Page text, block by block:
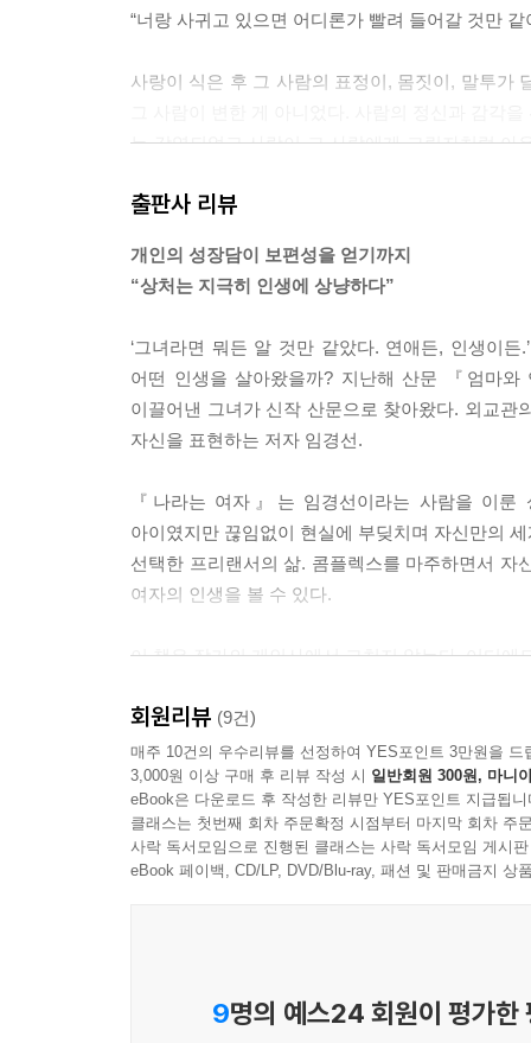
“너랑 사귀고 있으면 어디론가 빨려 들어갈 것만 같
사랑이 식은 후 그 사람의 표정이, 몸짓이, 말투가
는 감염되었고 사랑이 그 사람에게 그림자처럼 아
개인으로 태어났다. 그런 우리가 서로와 다른 생
께할 수 있는 사람들이 될 수 있다. 동시에 나의
상담 글을 쓰면서 이상적인 낙관론으로 위로하는
모순으로 가득 차 있고 그 가운데 한없이 초라한
내가 생각하는 최악의 상담 멘트는 “다 잘될 거야”
기존 생각을 한 번 더 돌아볼 계기가 되었으면 했다
내가 소중히 여기는 행복의 형태는 감각이 어떤
복했다. 글을 쓰면서 어떤 감정에 빠질 때 나는 행
고 끊임없이 새살을 만들어내며 자신이 온전히 있
져만 간다. 평생 어린아이의 마음으로, 수줍은 자
---「에필로그」중에서
출판사 리뷰
개인의 성장담이 보편성을 얻기까지
“상처는 지극히 인생에 상냥하다”
‘그녀라면 뭐든 알 것만 같았다. 연애든, 인생이
어떤 인생을 살아왔을까? 지난해 산문 『엄마
이끌어낸 그녀가 신작 산문으로 찾아왔다. 외교
자신을 표현하는 저자 임경선.
『나라는 여자』는 임경선이라는 사람을 이
아이였지만 끊임없이 현실에 부딪치며 자신만의
선택한 프리랜서의 삶. 콤플렉스를 마주하면서
여자의 인생을 볼 수 있다.
이 책은 작가의 개인사에서 그치지 않는다. 어디
보이지만 사실은 보편적이고 우리 모두는 각자의
만들었다고.
상처를 받는다는 것은 어떤 예민한 감정이 건드
그것들이 그 사람을 무엇보다도 그 사람답게 만
사랑할 수 있는 원시적인 힘을 줄지도 모르겠다.
회원리뷰 (9건)
매주 10건의 우수리뷰를 선정하여 YES포인트 3만원을 드
3,000원 이상 구매 후 리뷰 작성 시 일반회원 300원, 마니
eBook은 다운로드 후 작성한 리뷰만 YES포인트 지급됩니
클래스는 첫번째 회차 주문확정 시점부터 마지막 회차 주
사락 독서모임으로 진행된 클래스는 사락 독서모임 게시
eBook 페이백, CD/LP, DVD/Blu-ray, 패션 및 판매금지 상
9명의 예스24 회원이 평가한